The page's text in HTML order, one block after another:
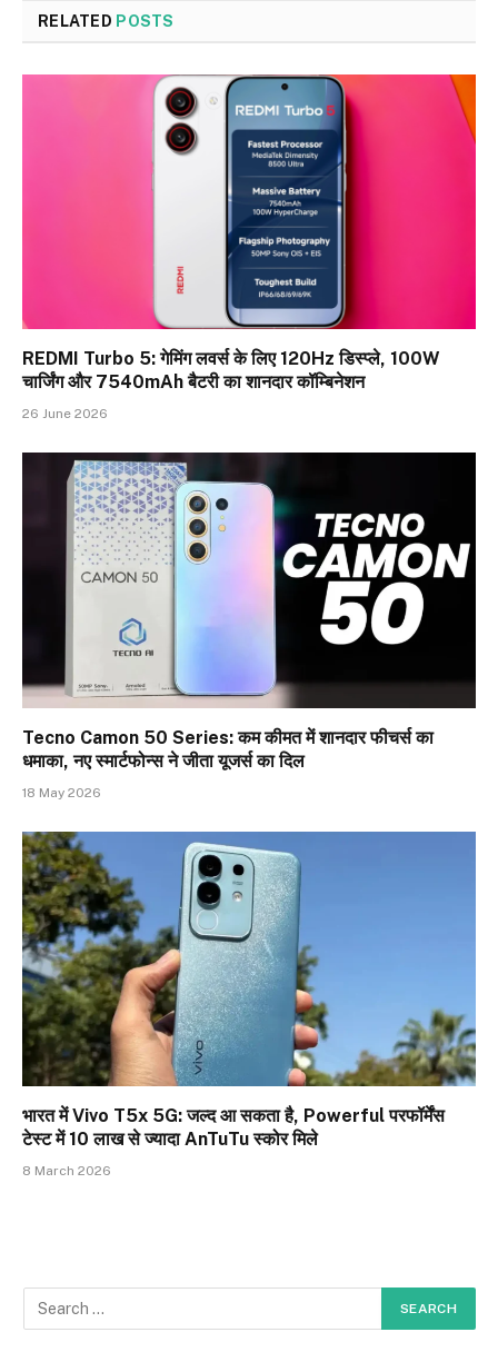
RELATED POSTS
REDMI Turbo 5: गेमिंग लवर्स के लिए 120Hz डिस्प्ले, 100W
चार्जिंग और 7540mAh बैटरी का शानदार कॉम्बिनेशन
26 June 2026
Tecno Camon 50 Series: कम कीमत में शानदार फीचर्स का
धमाका, नए स्मार्टफोन्स ने जीता यूजर्स का दिल
18 May 2026
भारत में Vivo T5x 5G: जल्द आ सकता है, Powerful परफॉर्मेंस
टेस्ट में 10 लाख से ज्यादा AnTuTu स्कोर मिले
8 March 2026